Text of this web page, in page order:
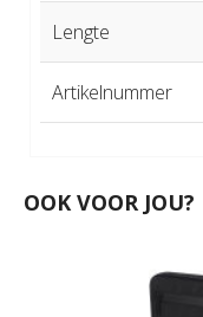
Lengte
Artikelnummer
OOK VOOR JOU?